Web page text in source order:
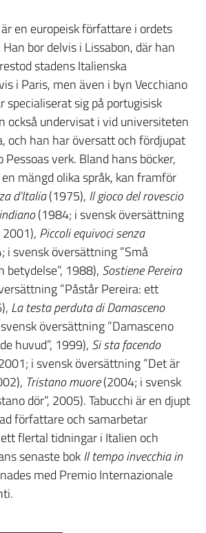
en europeisk författare i ordets
bor delvis i Lissabon, där han
stadens Italienska
i Paris, men även i byn Vecchiano
specialiserat sig på portugisisk
också undervisat i vid universiteten
och han har översatt och fördjupat
Pessoas verk. Bland hans böcker,
mängd olika språk, kan framför
d’Italia(1975), Il gioco del rovescio
(1984; i svensk översättning
2001), Piccoli equivoci senza
i svensk översättning ”Små
1988), Sostiene Pereira
”Påstår Pereira: ett
La testa perduta di Damasceno
översättning ”Damasceno
huvud”, 1999), Si sta facendo
i svensk översättning ”Det är
Tristano muore(2004; i svensk
dör”, 2005). Tabucchi är en djupt
författare och samarbetar
flertal tidningar i Italien och
senaste bokIl tempo invecchia in
med Premio Internazionale